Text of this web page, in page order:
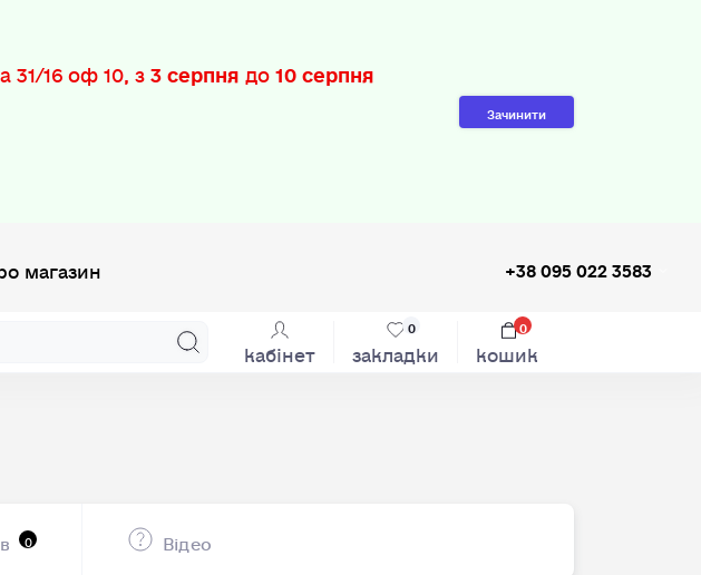
31/16 оф 10, з3 серпня до10 серпня
Зачинити
магазин +38 095 022 3583
кабінет закладки
0
кошик
0
0 Відео